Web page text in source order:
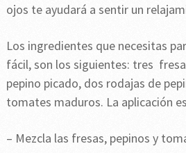
ojos te ayudará a sentir un
Los ingredientes que necesitas
fácil, son los siguientes: tres
pepino picado, dos rodajas de
tomates maduros. La aplicación
– Mezcla las fresas, pepinos y